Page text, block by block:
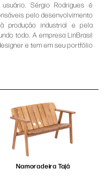
Sérgio Rodrigues é
pelo desenvolvimento
produção industrial e pela
todo. A empresa LinBrasil
e tem em seu portfólio
Namoradeira Tajá